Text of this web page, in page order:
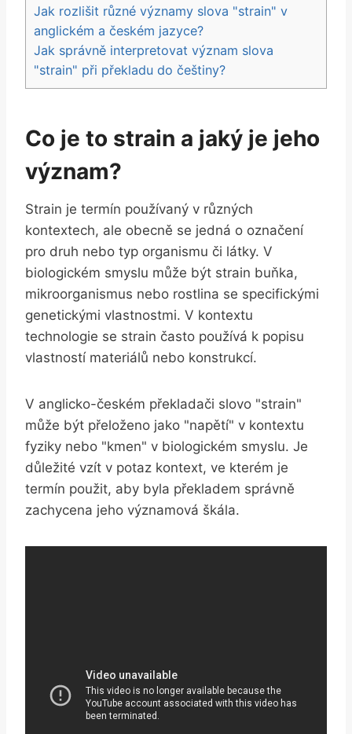
Jak rozlišit různé významy slova "strain" v
anglickém a českém jazyce?
Jak správně interpretovat význam slova
"strain" při překladu do češtiny?
Co je to strain a jaký je jeho
význam?
Strain je termín používaný v různých
kontextech, ale obecně se jedná o označení
pro druh nebo typ organismu či látky. V
biologickém smyslu může být strain buňka,
mikroorganismus nebo rostlina se specifickými
genetickými vlastnostmi. V kontextu
technologie se strain často používá k popisu
vlastností materiálů nebo konstrukcí.
V anglicko-českém překladači slovo "strain"
může být přeloženo jako "napětí" v kontextu
fyziky nebo "kmen" v biologickém smyslu. Je
důležité vzít v potaz kontext, ve kterém je
termín použit, aby byla překladem správně
zachycena jeho významová škála.